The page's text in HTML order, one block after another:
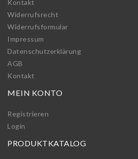
Kontakt
Widerrufs­recht
Widerrufs­formular
Impressum
Daten­schutz­erklärung
AGB
Kontakt
MEIN KONTO
Registrieren
Login
PRODUKTKATALOG